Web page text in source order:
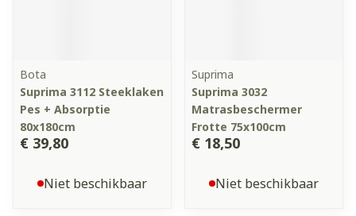
Bota
Suprima 3112 Steeklaken
Pes + Absorptie
80x180cm
€ 39,80
Niet beschikbaar
Suprima
Suprima 3032
Matrasbeschermer
Frotte 75x100cm
€ 18,50
Niet beschikbaar